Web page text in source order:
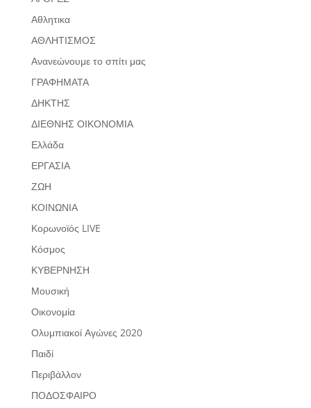
Αθλητικα
ΑΘΛΗΤΙΣΜΟΣ
Ανανεώνουμε το σπίτι μας
ΓΡΑΦΗΜΑΤΑ
ΔΗΚΤΗΣ
ΔΙΕΘΝΗΣ ΟΙΚΟΝΟΜΙΑ
Ελλάδα
ΕΡΓΑΣΙΑ
ΖΩΗ
ΚΟΙΝΩΝΙΑ
Κορωνοϊός LIVE
Κόσμος
ΚΥΒΕΡΝΗΣΗ
Μουσική
Οικονομία
Ολυμπιακοί Αγώνες 2020
Παιδί
Περιβάλλον
ΠΟΔΟΣΦΑΙΡΟ